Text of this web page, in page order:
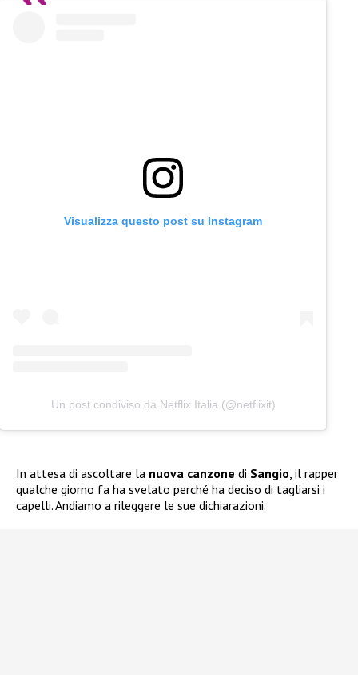
Visualizza questo post su Instagram
Un post condiviso da Netflix Italia (@netflixit)
In attesa di ascoltare la nuova canzone di Sangio , il rapper
qualche giorno fa ha svelato perché ha deciso di tagliarsi i
capelli. Andiamo a rileggere le sue dichiarazioni.